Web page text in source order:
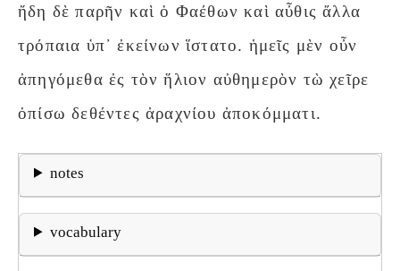
ἤδη δὲ παρῆν καὶ ὁ Φαέθων καὶ αὖθις ἄλλα
τρόπαια ὑπ᾽ ἐκείνων ἵστατο. ἡμεῖς μὲν οὖν
ἀπηγόμεθα ἐς τὸν ἥλιον αὐθημερὸν τὼ χεῖρε
ὀπίσω δεθέντες ἀραχνίου ἀποκόμματι.
notes
vocabulary